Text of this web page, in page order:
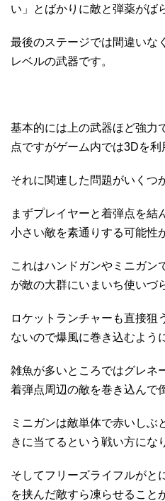
い」とばかりに敵と弾薬がば
最後のステージでは間違いな
レベルの武器です。
基本的には上の武器ほど強力
点ですがゲーム内では3Dを
それに関連した問題がいくつ
まずプレイヤーと着弾点を結
小さい敵を素通りする可能性
これはハンドガンやミニガン
が敵の大群にいまいち使いづ
ロケットランチャーも直接狙
ないので爆風に巻き込むよう
雑魚が多いところではグレネ
着弾点周辺の敵を巻き込んで
ミニガンは敵単体で赤いしぶ
きに当てるという戦い方にな
そしてフリーズライフルがと
を挟んだ敵すら凍らせること